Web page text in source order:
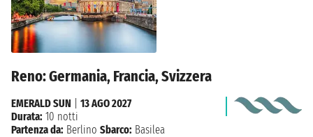
Reno: Germania, Francia, Svizzera
EMERALD SUN
13 AGO 2027
Durata: 10 notti
Partenza da: Berlino Sbarco: Basilea